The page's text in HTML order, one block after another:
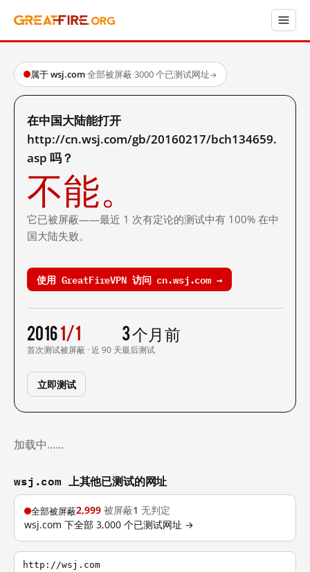
属于 wsj.com·全部被屏蔽·3000 个已测试网址→
在中国大陆能打开
http://cn.wsj.com/gb/20160217/bch134659.
asp 吗？
不能。
它已被屏蔽——最近 1 次有定论的测试中有 100% 在中
国大陆失败。
使用 GreatFireVPN 访问 cn.wsj.com →
2016
首次测试
1/1
被屏蔽 · 近 90 天
3 个月前
最后测试
立即测试
加载中……
wsj.com 上其他已测试的网址
全部被屏蔽2,999 被屏蔽1 无判定
wsj.com 下全部 3,000 个已测试网址 →
http://wsj.com